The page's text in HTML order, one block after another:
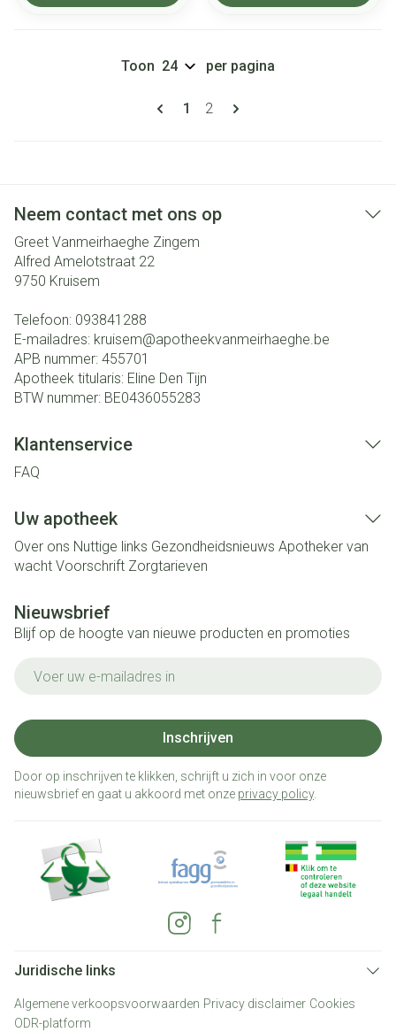
Pagina's
U lees momenteel pagina
1 Pagina
2
Toon per pagina
Neem contact met ons op
Greet Vanmeirhaeghe Zingem
Alfred Amelotstraat 22
9750 Kruisem
Telefoon: 093841288
E-mailadres: kruisem@apotheekvanmeirhaeghe.be
APB nummer: 455701
Apotheek titularis: Eline Den Tijn
BTW nummer: BE0436055283
Klantenservice
FAQ
Uw apotheek
Over ons Nuttige links Gezondheidsnieuws Apotheker van
wacht Voorschrift Zorgtarieven
Nieuwsbrief
Blijf op de hoogte van nieuwe producten en promoties
Inschrijven
Door op inschrijven te klikken, schrijft u zich in voor onze
nieuwsbrief en gaat u akkoord met onze privacy policy.
Juridische links
Algemene verkoopsvoorwaarden Privacy disclaimer Cookies
ODR-platform